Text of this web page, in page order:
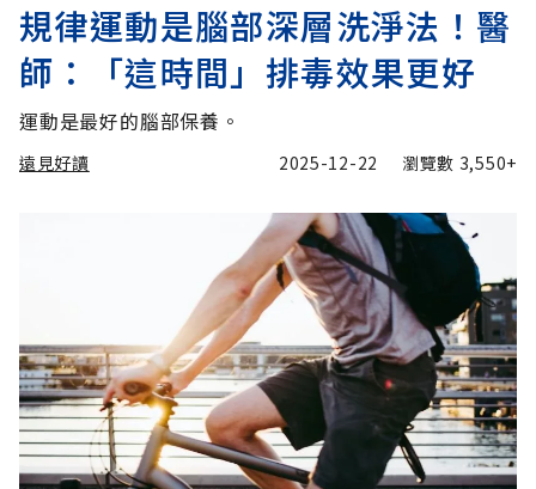
規律運動是腦部深層洗淨法！醫
師：「這時間」排毒效果更好
運動是最好的腦部保養。
遠見好讀 2025-12-22 瀏覽數 3,550+